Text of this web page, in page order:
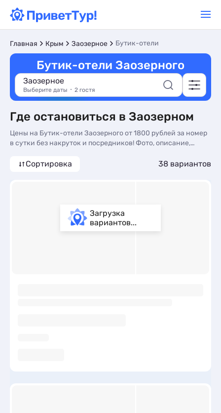
Главная Крым Заозерное Бутик-отели
Бутик-отели Заозерного
Заозерное
Выберите даты 2 гостя
Где остановиться в Заозерном
Цены на Бутик-отели Заозерного от 1800 рублей за номер
в сутки без накруток и посредников! Фото, описание,
доступным ценам на сайте ПриветТур
Сортировка 38 вариантов
Загрузка
вариантов...